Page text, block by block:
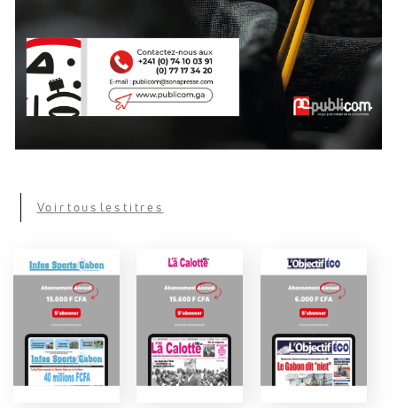
Voir tous les titres